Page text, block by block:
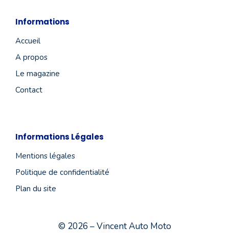
Informations
Accueil
A propos
Le magazine
Contact
Informations Légales
Mentions légales
Politique de confidentialité
Plan du site
© 2026 – Vincent Auto Moto